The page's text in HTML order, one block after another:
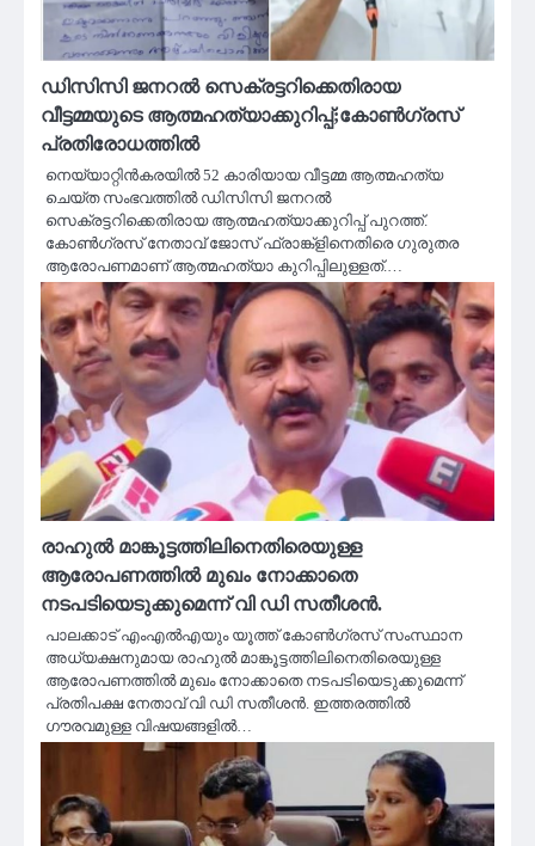
ഡിസിസി ജനറൽ സെക്രട്ടറിക്കെതിരായ
വീട്ടമ്മയുടെ ആത്മഹത്യാക്കുറിപ്പ്;കോൺഗ്രസ്
പ്രതിരോധത്തിൽ
നെയ്യാറ്റിൻകരയിൽ 52 കാരിയായ വീട്ടമ്മ ആത്മഹത്യ
ചെയ്ത സംഭവത്തിൽ ഡിസിസി ജനറൽ
സെക്രട്ടറിക്കെതിരായ ആത്മഹത്യാക്കുറിപ്പ് പുറത്ത്.
കോണ്‍ഗ്രസ് നേതാവ് ജോസ് ഫ്രാങ്ക്‌ളിനെതിരെ ഗുരുതര
ആരോപണമാണ് ആത്മഹത്യാ കുറിപ്പിലുള്ളത്.…
രാഹുൽ മാങ്കൂട്ടത്തിലിനെതിരെയുള്ള
ആരോപണത്തില്‍ മുഖം നോക്കാതെ
നടപടിയെടുക്കുമെന്ന് വി ഡി സതീശന്‍.
പാലക്കാട് എംഎല്‍എയും യൂത്ത് കോണ്‍ഗ്രസ് സംസ്ഥാന
അധ്യക്ഷനുമായ രാഹുല്‍ മാങ്കൂട്ടത്തിലിനെതിരെയുള്ള
ആരോപണത്തില്‍ മുഖം നോക്കാതെ നടപടിയെടുക്കുമെന്ന്
പ്രതിപക്ഷ നേതാവ് വി ഡി സതീശന്‍. ഇത്തരത്തില്‍
ഗൗരവമുള്ള വിഷയങ്ങളില്‍…